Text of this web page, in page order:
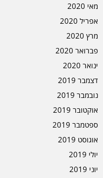
מאי 2020
אפריל 2020
מרץ 2020
פברואר 2020
ינואר 2020
דצמבר 2019
נובמבר 2019
אוקטובר 2019
ספטמבר 2019
אוגוסט 2019
יולי 2019
יוני 2019